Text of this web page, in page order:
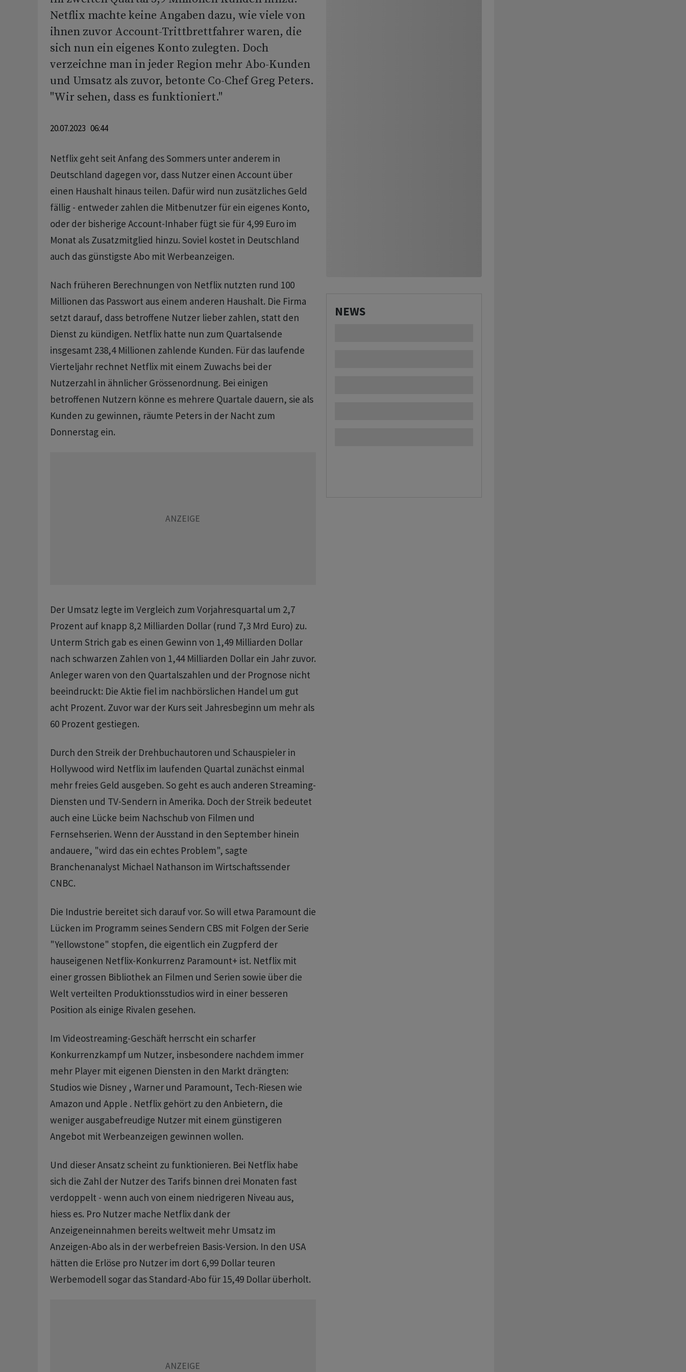
Netflix machte keine Angaben dazu, wie viele von
ihnen zuvor Account-Trittbrettfahrer waren, die
sich nun ein eigenes Konto zulegten. Doch
verzeichne man in jeder Region mehr Abo-Kunden
und Umsatz als zuvor, betonte Co-Chef Greg Peters.
"Wir sehen, dass es funktioniert."
20.07.2023 06:44
Netflix geht seit Anfang des Sommers unter anderem in
Deutschland dagegen vor, dass Nutzer einen Account über
einen Haushalt hinaus teilen. Dafür wird nun zusätzliches Geld
fällig - entweder zahlen die Mitbenutzer für ein eigenes Konto,
oder der bisherige Account-Inhaber fügt sie für 4,99 Euro im
Monat als Zusatzmitglied hinzu. Soviel kostet in Deutschland
auch das günstigste Abo mit Werbeanzeigen.
Nach früheren Berechnungen von Netflix nutzten rund 100
Millionen das Passwort aus einem anderen Haushalt. Die Firma
setzt darauf, dass betroffene Nutzer lieber zahlen, statt den
Dienst zu kündigen. Netflix hatte nun zum Quartalsende
insgesamt 238,4 Millionen zahlende Kunden. Für das laufende
Vierteljahr rechnet Netflix mit einem Zuwachs bei der
Nutzerzahl in ähnlicher Grössenordnung. Bei einigen
betroffenen Nutzern könne es mehrere Quartale dauern, sie als
Kunden zu gewinnen, räumte Peters in der Nacht zum
Donnerstag ein.
Der Umsatz legte im Vergleich zum Vorjahresquartal um 2,7
Prozent auf knapp 8,2 Milliarden Dollar (rund 7,3 Mrd Euro) zu.
Unterm Strich gab es einen Gewinn von 1,49 Milliarden Dollar
nach schwarzen Zahlen von 1,44 Milliarden Dollar ein Jahr zuvor.
Anleger waren von den Quartalszahlen und der Prognose nicht
beeindruckt: Die Aktie fiel im nachbörslichen Handel um gut
acht Prozent. Zuvor war der Kurs seit Jahresbeginn um mehr als
60 Prozent gestiegen.
Durch den Streik der Drehbuchautoren und Schauspieler in
Hollywood wird Netflix im laufenden Quartal zunächst einmal
mehr freies Geld ausgeben. So geht es auch anderen Streaming-
Diensten und TV-Sendern in Amerika. Doch der Streik bedeutet
auch eine Lücke beim Nachschub von Filmen und
Fernsehserien. Wenn der Ausstand in den September hinein
andauere, "wird das ein echtes Problem", sagte
Branchenanalyst Michael Nathanson im Wirtschaftssender
CNBC.
Die Industrie bereitet sich darauf vor. So will etwa Paramount die
Lücken im Programm seines Sendern CBS mit Folgen der Serie
"Yellowstone" stopfen, die eigentlich ein Zugpferd der
hauseigenen Netflix-Konkurrenz Paramount+ ist. Netflix mit
einer grossen Bibliothek an Filmen und Serien sowie über die
Welt verteilten Produktionsstudios wird in einer besseren
Position als einige Rivalen gesehen.
Im Videostreaming-Geschäft herrscht ein scharfer
Konkurrenzkampf um Nutzer, insbesondere nachdem immer
mehr Player mit eigenen Diensten in den Markt drängten:
Studios wie Disney , Warner und Paramount, Tech-Riesen wie
Amazon und Apple . Netflix gehört zu den Anbietern, die
weniger ausgabefreudige Nutzer mit einem günstigeren
Angebot mit Werbeanzeigen gewinnen wollen.
Und dieser Ansatz scheint zu funktionieren. Bei Netflix habe
sich die Zahl der Nutzer des Tarifs binnen drei Monaten fast
verdoppelt - wenn auch von einem niedrigeren Niveau aus,
hiess es. Pro Nutzer mache Netflix dank der
Anzeigeneinnahmen bereits weltweit mehr Umsatz im
Anzeigen-Abo als in der werbefreien Basis-Version. In den USA
hätten die Erlöse pro Nutzer im dort 6,99 Dollar teuren
Werbemodell sogar das Standard-Abo für 15,49 Dollar überholt.
NEWS